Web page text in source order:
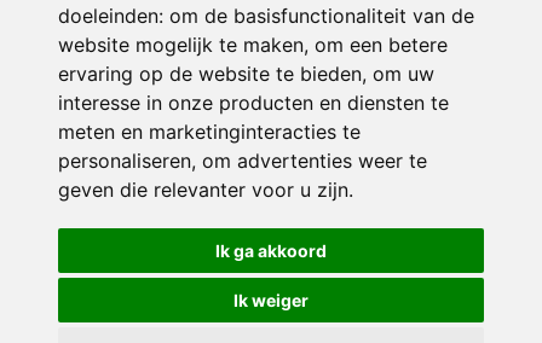
doeleinden: om de basisfunctionaliteit van de
website mogelijk te maken, om een betere
ervaring op de website te bieden, om uw
interesse in onze producten en diensten te
meten en marketinginteracties te
personaliseren, om advertenties weer te
geven die relevanter voor u zijn.
Ik ga akkoord
Ik weiger
© 2026 Avonturijn | Alle rechten voorbehouden
Privacy policy|Disclaimer| Klachtenregeling|RSIN en Anbi
voorkeuren
Crealisatie The MindOffice